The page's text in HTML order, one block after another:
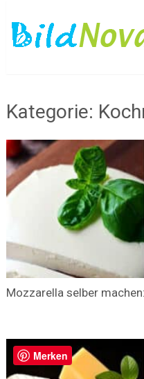
Kategorie:
Mozzarella selber
Merken